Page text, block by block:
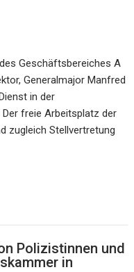
Geschäftsbereiches A
Generalmajor Manfred
in der
freie Arbeitsplatz der
zugleich Stellvertretung
Polizistinnen und
in